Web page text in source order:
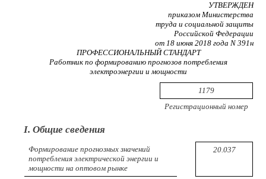
УТВЕРЖДЕН
приказом Министерства
труда и социальной защиты
Российской Федерации
от 18 июня 2018 года N 391н
ПРОФЕССИОНАЛЬНЫЙ СТАНДАРТ
Работник по формированию прогнозов потребления
электроэнергии и мощности
1179
Регистрационный номер
I. Общие сведения
Формирование прогнозных значений
потребления электрической энергии и
мощности на оптовом рынке
20.037